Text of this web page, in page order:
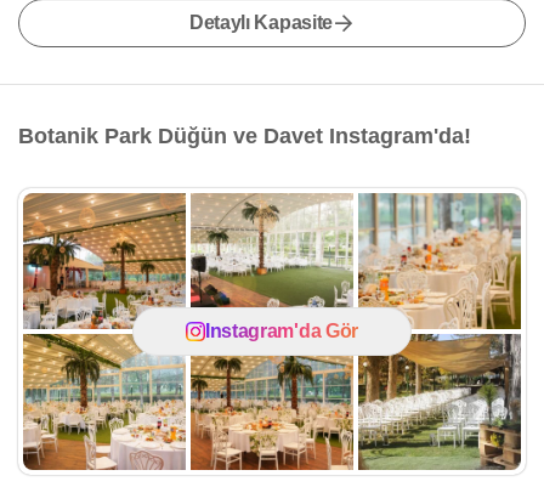
Detaylı Kapasite
Botanik Park Düğün ve Davet Instagram'da!
Instagram'da Gör